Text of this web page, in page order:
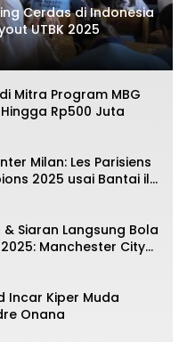
Cerdas di Indonesia
UTBK 2025
Mitra Program MBG
Rp500 Juta
Milan: Les Parisiens
2025 usai Bantai il
Siaran Langsung Bola
2025: Manchester City
Incar Kiper Muda
Onana